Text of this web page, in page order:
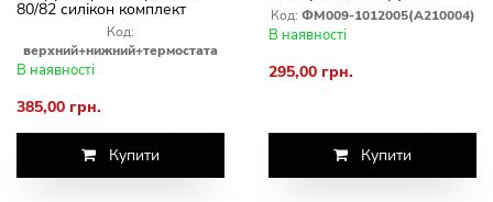
80/82 силікон комплект
(верхній + ніжний +
термостата)
Код:
верхний+нижний+термостата
В наявності
385,00 грн.
Купити
Код: ФМ009-1012005(А210004)
В наявності
295,00 грн.
Купити